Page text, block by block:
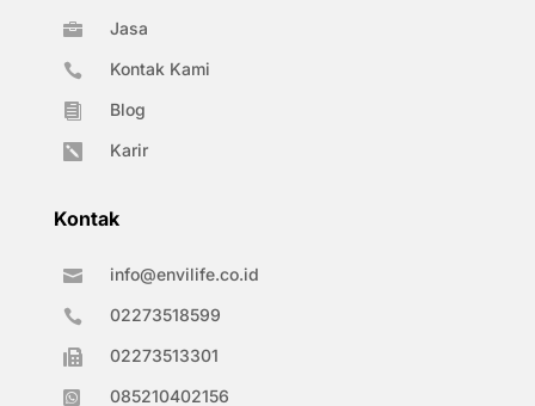
 Jasa
 Kontak Kami
 Blog
 Karir
Kontak
 info@envilife.co.id
 02273518599
 02273513301
 085210402156